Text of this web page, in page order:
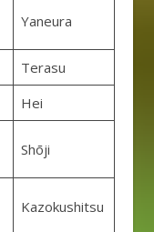
Yaneura
Terasu
Hei
Shōji
Kazokushitsu